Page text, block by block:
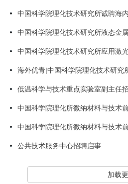
中国科学院理化技术研究所诚聘海
低温科学与技术重点实验室副主任
公共技术服务中心招聘启事
加载